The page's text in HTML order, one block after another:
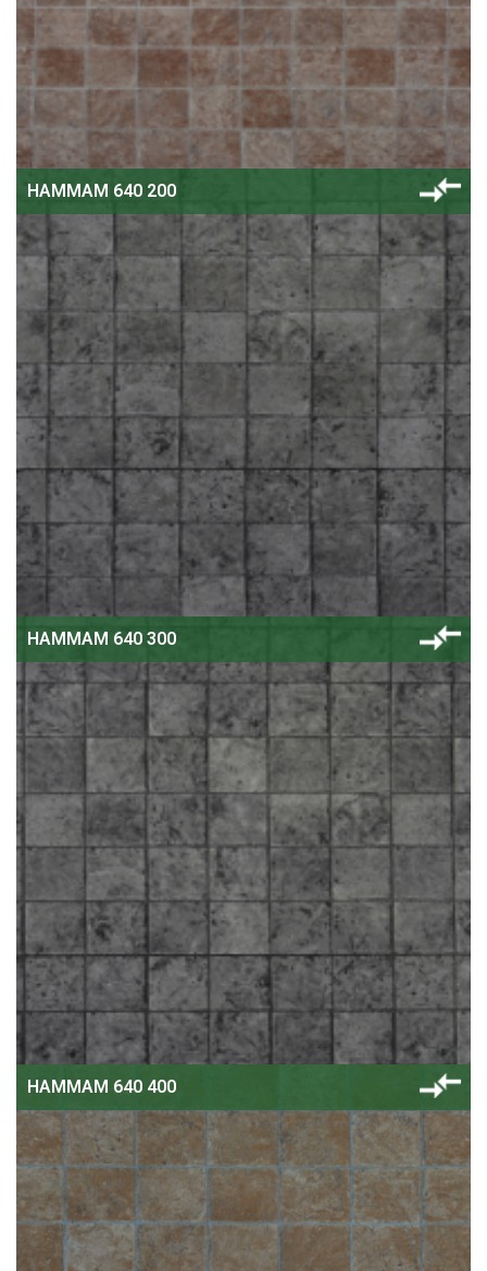
HAMMAM 640 200
HAMMAM 640 300
HAMMAM 640 400